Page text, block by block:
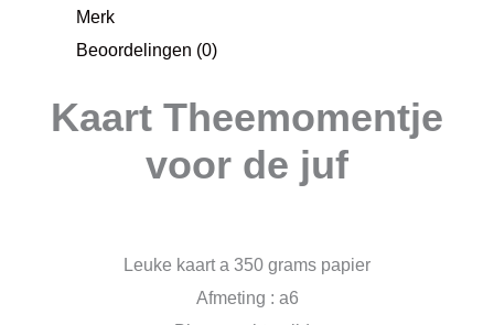
Merk
Beoordelingen (0)
Kaart Theemomentje
voor de juf
Leuke kaart a 350 grams papier
Afmeting : a6